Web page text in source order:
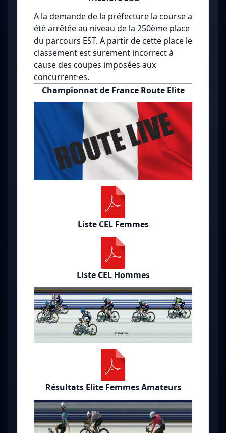
A la demande de la préfecture la course a
été arrêtée au niveau de la 250ème place
du parcours EST. A partir de cette place le
classement est surement incorrect à
cause des coupes imposées aux
concurrent·es.
Championnat de France Route Elite
Liste CEL Femmes
Liste CEL Hommes
Résultats Elite Femmes Amateurs